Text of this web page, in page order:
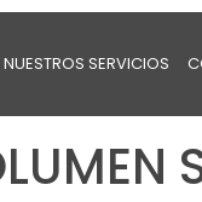
NUESTROS SERVICIOS